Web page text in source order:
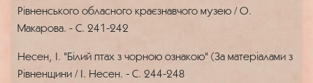
Рівненського обласного краєзнавчого музею / О.
Макарова. - С. 241-242
Несен, І. "Білий птах з чорною ознакою" (За матеріалами з
Рівненщини / І. Несен. - С. 244-248